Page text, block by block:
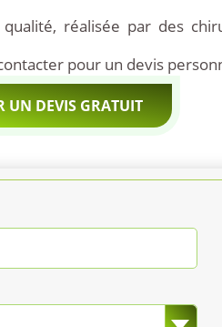
réalisée par des
pour un devis
UN DEVIS GRATUIT